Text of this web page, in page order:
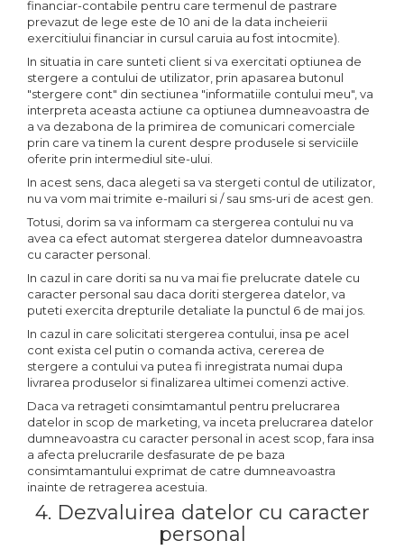
financiar-contabile pentru care termenul de pastrare
prevazut de lege este de 10 ani de la data incheierii
exercitiului financiar in cursul caruia au fost intocmite).
In situatia in care sunteti client si va exercitati optiunea de
stergere a contului de utilizator, prin apasarea butonul
"stergere cont" din sectiunea "informatiile contului meu", va
interpreta aceasta actiune ca optiunea dumneavoastra de
a va dezabona de la primirea de comunicari comerciale
prin care va tinem la curent despre produsele si serviciile
oferite prin intermediul site-ului.
In acest sens, daca alegeti sa va stergeti contul de utilizator,
nu va vom mai trimite e-mailuri si / sau sms-uri de acest gen.
Totusi, dorim sa va informam ca stergerea contului nu va
avea ca efect automat stergerea datelor dumneavoastra
cu caracter personal.
In cazul in care doriti sa nu va mai fie prelucrate datele cu
caracter personal sau daca doriti stergerea datelor, va
puteti exercita drepturile detaliate la punctul 6 de mai jos.
In cazul in care solicitati stergerea contului, insa pe acel
cont exista cel putin o comanda activa, cererea de
stergere a contului va putea fi inregistrata numai dupa
livrarea produselor si finalizarea ultimei comenzi active.
Daca va retrageti consimtamantul pentru prelucrarea
datelor in scop de marketing, va inceta prelucrarea datelor
dumneavoastra cu caracter personal in acest scop, fara insa
a afecta prelucrarile desfasurate de pe baza
consimtamantului exprimat de catre dumneavoastra
inainte de retragerea acestuia.
4. Dezvaluirea datelor cu caracter
personal